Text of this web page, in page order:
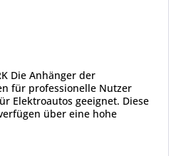
Die Anhänger der
für professionelle Nutzer
Elektroautos geeignet. Diese
über eine hohe